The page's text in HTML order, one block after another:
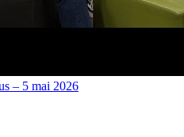
– 5 mai 2026